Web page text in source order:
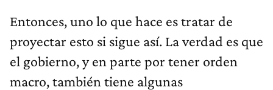
Entonces, uno lo que hace es tratar de
proyectar esto si sigue así. La verdad es que
el gobierno, y en parte por tener orden
macro, también tiene algunas